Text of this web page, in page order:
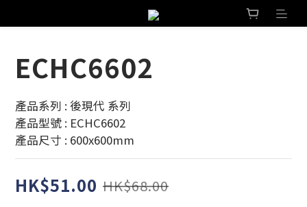
ECHC6602
產品系列 : 後現代 系列
產品型號 : ECHC6602
產品尺寸 : 600x600mm
HK$51.00 HK$68.00